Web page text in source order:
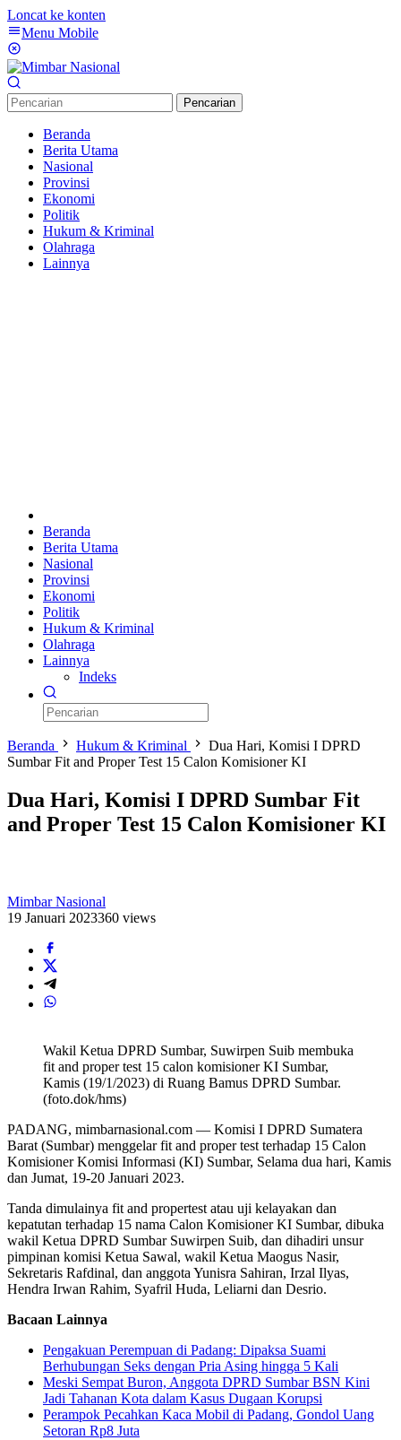
Loncat ke konten
Menu Mobile
Pencarian
Beranda
Berita Utama
Nasional
Provinsi
Ekonomi
Politik
Hukum & Kriminal
Olahraga
Lainnya
Beranda
Berita Utama
Nasional
Provinsi
Ekonomi
Politik
Hukum & Kriminal
Olahraga
Lainnya
Indeks
Beranda Hukum & Kriminal
Dua Hari, Komisi I DPRD
Sumbar Fit and Proper Test 15 Calon Komisioner KI
Dua Hari, Komisi I DPRD Sumbar Fit
and Proper Test 15 Calon Komisioner KI
Mimbar Nasional
19 Januari 2023360 views
Wakil Ketua DPRD Sumbar, Suwirpen Suib membuka
fit and proper test 15 calon komisioner KI Sumbar,
Kamis (19/1/2023) di Ruang Bamus DPRD Sumbar.
(foto.dok/hms)
PADANG, mimbarnasional.com — Komisi I DPRD Sumatera
Barat (Sumbar) menggelar fit and proper test terhadap 15 Calon
Komisioner Komisi Informasi (KI) Sumbar, Selama dua hari, Kamis
dan Jumat, 19-20 Januari 2023.
Tanda dimulainya fit and propertest atau uji kelayakan dan
kepatutan terhadap 15 nama Calon Komisioner KI Sumbar, dibuka
wakil Ketua DPRD Sumbar Suwirpen Suib, dan dihadiri unsur
pimpinan komisi Ketua Sawal, wakil Ketua Maogus Nasir,
Sekretaris Rafdinal, dan anggota Yunisra Sahiran, Irzal Ilyas,
Hendra Irwan Rahim, Syafril Huda, Leliarni dan Desrio.
Bacaan Lainnya
Pengakuan Perempuan di Padang: Dipaksa Suami
Berhubungan Seks dengan Pria Asing hingga 5 Kali
Meski Sempat Buron, Anggota DPRD Sumbar BSN Kini
Jadi Tahanan Kota dalam Kasus Dugaan Korupsi
Perampok Pecahkan Kaca Mobil di Padang, Gondol Uang
Setoran Rp8 Juta